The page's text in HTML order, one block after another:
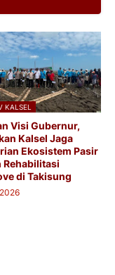
KALSEL
Visi Gubernur,
Kalsel Jaga
Ekosistem Pasir
Rehabilitasi
di Takisung